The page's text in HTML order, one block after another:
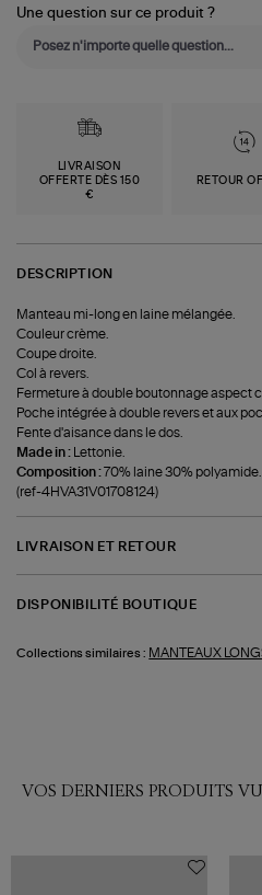
Une question sur ce produit ?
LIVRAISON
OFFERTE DÈS 150
€
RETOUR
DESCRIPTION
Manteau mi-long en laine mélangée.
Couleur crème.
Coupe droite.
Col à revers.
Fermeture à double boutonnage aspect
Poche intégrée à double revers et aux
Fente d'aisance dans le dos.
Made in :
Lettonie.
Composition :70% laine 30% polyamide.
(ref-4HVA31V01708124)
LIVRAISON ET RETOUR
DISPONIBILITÉ BOUTIQUE
Collections similaires : MANTEAUX
VOS DERNIERS PRODUITS